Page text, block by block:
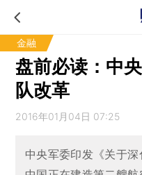
金融
盘前必读：中
队改革
2016年01月04日 07:25
中央军委印发《关于深